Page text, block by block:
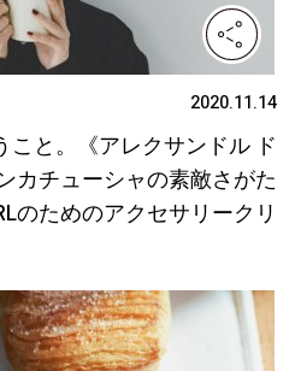
2020.11.14
こと。《アレクサンドル ド
カチューシャの素敵さがた
のためのアクセサリークリ